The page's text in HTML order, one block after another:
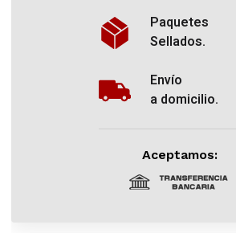
Paquetes
Sellados.
Envío
a domicilio.
Aceptamos: